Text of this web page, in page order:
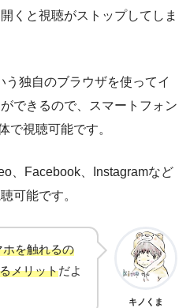
くと視聴がストップしてしま
独自のブラウザを使ってイ
できるので、スマートフォン
で視聴可能です。
、Facebook、Instagramなど
可能です。
を触れるの
メリットだよ
キノくま